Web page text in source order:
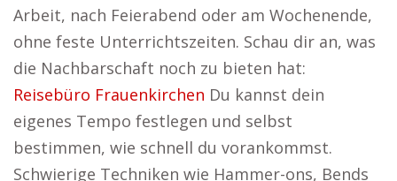
Arbeit, nach Feierabend oder am Wochenende,
ohne feste Unterrichtszeiten. Schau dir an, was
die Nachbarschaft noch zu bieten hat:
Reisebüro Frauenkirchen Du kannst dein
eigenes Tempo festlegen und selbst
bestimmen, wie schnell du vorankommst.
Schwierige Techniken wie Hammer-ons, Bends